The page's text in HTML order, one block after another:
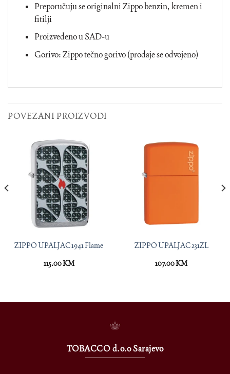
Preporučuju se originalni Zippo benzin, kremen i
fitilji
Proizvedeno u SAD-u
Gorivo: Zippo tečno gorivo (prodaje se odvojeno)
POVEZANI PROIZVODI
ZIPPO UPALJAC 1941 Flame
115.00KM
ZIPPO UPALJAC 231ZL
107.00KM
TOBACCO d.o.o Sarajevo